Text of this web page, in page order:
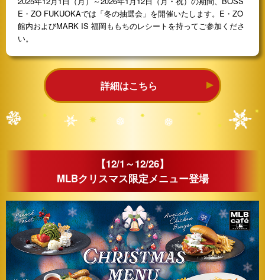
E・ZO FUKUOKAでは「冬の抽選会」を開催いたします。E・ZO
館内およびMARK IS 福岡ももちのレシートを持ってご参加くださ
い。
詳細はこちら
【12/1～12/26】
MLBクリスマス限定メニュー登場